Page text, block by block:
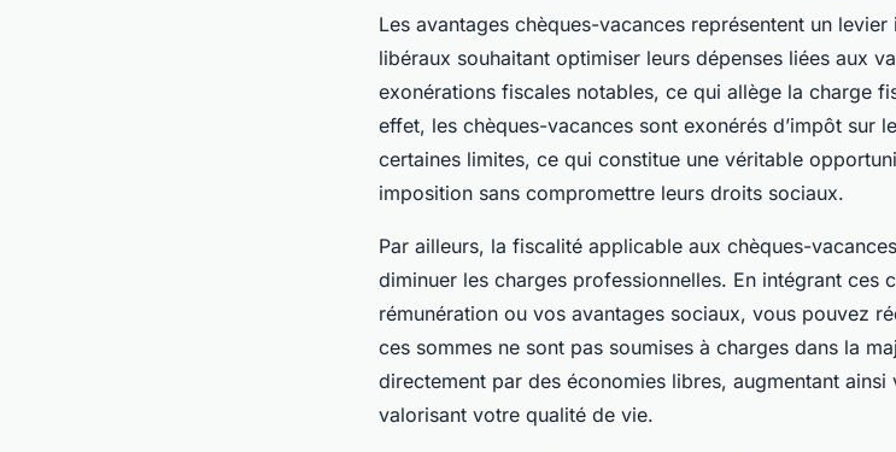
Les avantages chèques-vacances représentent un
libéraux souhaitant optimiser leurs dépenses liées aux
exonérations fiscales notables, ce qui allège la charge
effet, les chèques-vacances sont exonérés d’impôt sur
certaines limites, ce qui constitue une véritable
imposition sans compromettre leurs droits sociaux.
Par ailleurs, la fiscalité applicable aux chèques-
diminuer les charges professionnelles. En intégrant ces
rémunération ou vos avantages sociaux, vous pouvez
ces sommes ne sont pas soumises à charges dans la
directement par des économies libres, augmentant
valorisant votre qualité de vie.